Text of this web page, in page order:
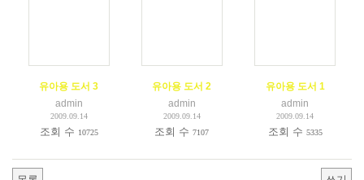
유아용 도서 3
admin
2009.09.14
조회 수 10725
유아용 도서 2
admin
2009.09.14
조회 수7107
유아용 도서 1
admin
2009.09.14
조회 수 5335